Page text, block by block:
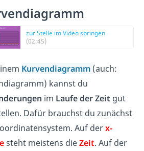
zur Stelle im Video springen
(02:45)
Kurvendiagramm (auch:
kannst du
im Laufe der Zeit gut
Dafür brauchst du zunächst
Auf derx-
steht meistens dieZeit. Auf der